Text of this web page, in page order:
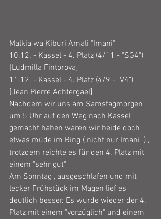
Malkia wa Kiburi Amali "Imani"
10.12. - Kassel - 4. Platz (4/11 - "SG4")
[Ludmilla Fintorova]
11.12. - Kassel - 4. Platz (4/9 - "V4")
[Jean Pierre Achtergael]
Nachdem wir uns am Samstagmorgen
um 5 Uhr auf den Weg nach Kassel
gemacht haben waren wir beide doch
etwas müde im Ring ( nicht nur Imani  ) ,
trotzdem reichte es für den 4. Platz mit
einem "sehr gut"
Am Sonntag , ausgeschlafen und mit
lecker Frühstück im Magen lief es
deutlich besser. Es wurde wieder der 4.
Platz mit einem "vorzüglich" und einem